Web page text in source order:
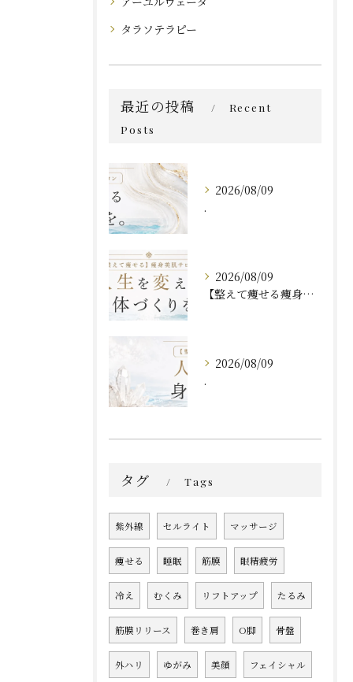
タラソテラピー
最近の投稿
Recent
Posts
2026/08/09
.
2026/08/09
【整えて痩せる痩身・美肌サロン__VIOTERACE__】
2026/08/09
.
タグ Tags
紫外線 セルライト マッサージ
痩せる 睡眠 筋膜 眼精疲労
冷え むくみ リフトアップ たるみ
筋膜リリース 巻き肩 O脚 骨盤
外ハリ ゆがみ 美顔 フェイシャル